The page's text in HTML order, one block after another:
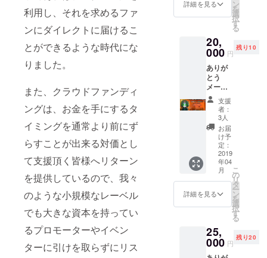
利用し、それを求めるファ
ンにダイレクトに届けるこ
とができるような時代にな
りました。
また、クラウドファンディ
ングは、お金を手にするタ
イミングを通常より前にず
らすことが出来る対価とし
て支援頂く皆様へリターン
を提供しているので、我々
のような小規模なレーベル
でも大きな資本を持ってい
るプロモーターやイベン
ターに引けを取らずにリス
切ござ
ん。※ス
保護す
るケー
バー）
の材質
や厚さ
により
充電が
できな
い場合
があり
ます。※
本製品
はデー
タ転送
応して
おりま
置く場
所や方
向によ
や公序
は掲載
をお断
事が御
座いま
す、ご
注意く
ださい
※電波の
問題で
映像が
乱れる
可能性
もござ
います
承くだ
さい
のライ
る！ラ
イブに
来れな
い人も
ライブ
配信が
見れる
プラ
ン！ ボ
ディ：
GILDA
N63000
サイ
ズ：(左
から身
幅 (CM)
身丈
XS
(160CM
(CF終了
後は
にて販
売) CF
限定T-
shirts
(CF終了
後は
¥4,500-
にて販
シャツ
も3/10
のライ
ブチ
ケット
も両方
手に入
る！ ラ
の為の
コンプ
リート
詳細を見る ン
を
選
択
す
る
20,
000 円
残り10
ありが
とう
メール&
動画
DVD付
きスプ
リット
CD CD
にクレ
ジット
記載
3/10ラ
イブチ
ケット
(CF終了
後は
にて販
売) CF
限定T-
支援
者：
3人
お届
け予
定：
2019
年04
月
詳細を見る
こ
の
リ
タ
ー
ン
を
選
択
す
る
25,
000 円
残り20